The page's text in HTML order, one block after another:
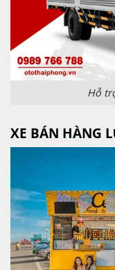
Hỗ
XE BÁN HÀNG